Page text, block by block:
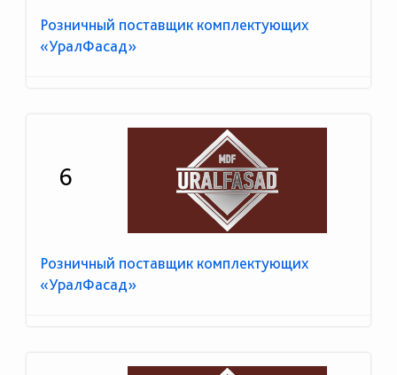
Розничный поставщик комплектующих
«УралФасад»
6
Розничный поставщик комплектующих
«УралФасад»